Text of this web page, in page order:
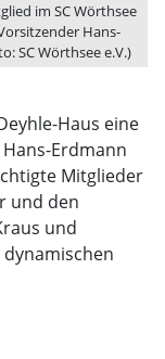
im SC Wörthsee
Hans-
SC Wörthsee e.V.)
Haus eine
Erdmann
Mitglieder
und den
und